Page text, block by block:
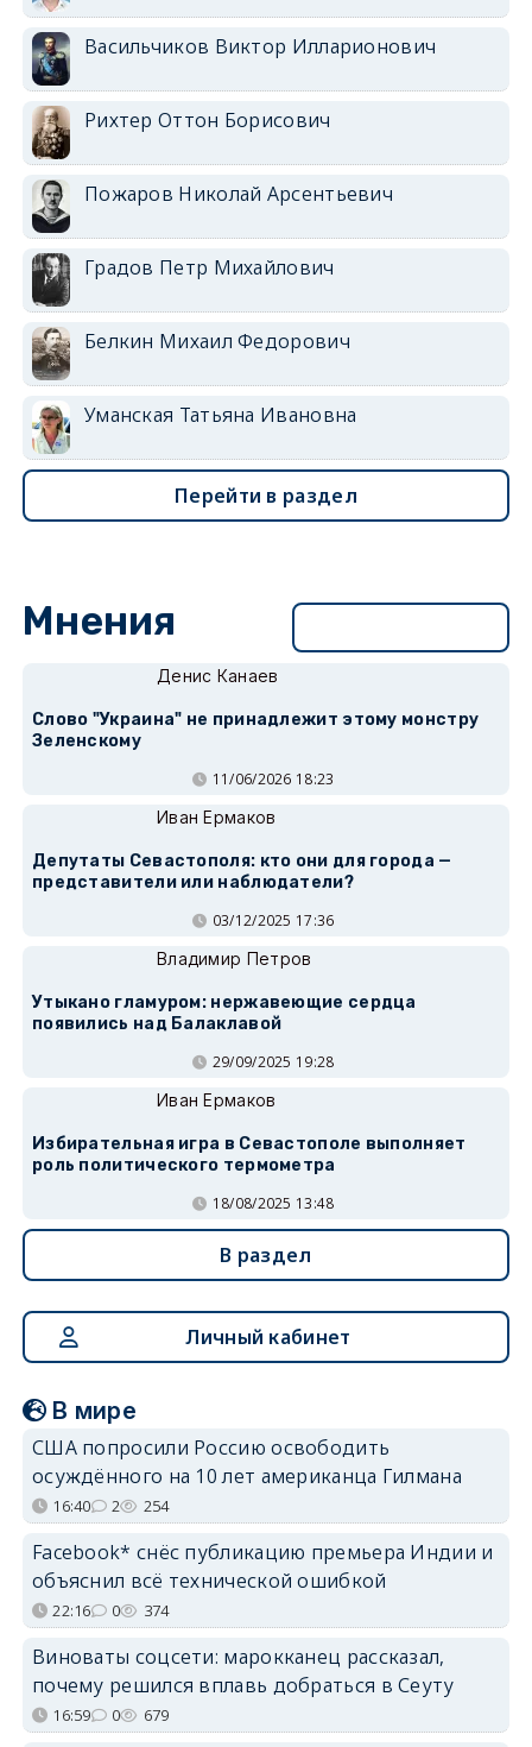
Васильчиков Виктор Илларионович
Рихтер Оттон Борисович
Пожаров Николай Арсентьевич
Градов Петр Михайлович
Белкин Михаил Федорович
Уманская Татьяна Ивановна
Перейти в раздел
Мнения
Денис Канаев
Слово "Украина" не принадлежит этому монстру
Зеленскому
11/06/2026 18:23
Иван Ермаков
Депутаты Севастополя: кто они для города —
представители или наблюдатели?
03/12/2025 17:36
Владимир Петров
Утыкано гламуром: нержавеющие сердца
появились над Балаклавой
29/09/2025 19:28
Иван Ермаков
Избирательная игра в Севастополе выполняет
роль политического термометра
18/08/2025 13:48
В раздел
Личный кабинет
В мире
США попросили Россию освободить
осуждённого на 10 лет американца Гилмана
16:40 2 254
Facebook* снёс публикацию премьера Индии и
объяснил всё технической ошибкой
22:16 0 374
Виноваты соцсети: марокканец рассказал,
почему решился вплавь добраться в Сеуту
16:59 0 679